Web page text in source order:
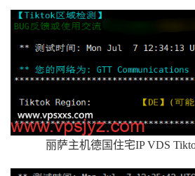
丽萨主机德国住宅IP VDS